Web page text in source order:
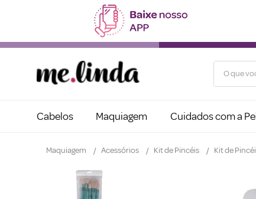
O que
Cabelos Maquiagem Cuidados com a
Maquiagem Acessórios Kit de Pincéis Kit de